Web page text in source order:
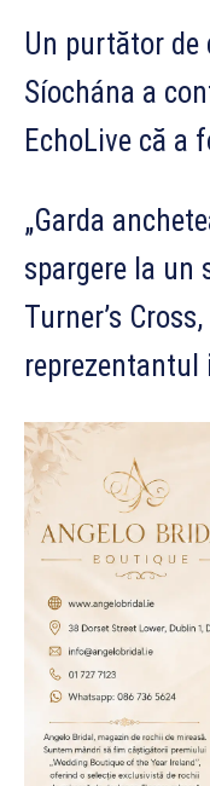
Un purtător de
Síochána a
EchoLive că a
„Garda
spargere la un
Turner’s